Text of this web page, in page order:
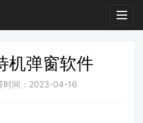
机弹窗软件
时间：2023-04-16